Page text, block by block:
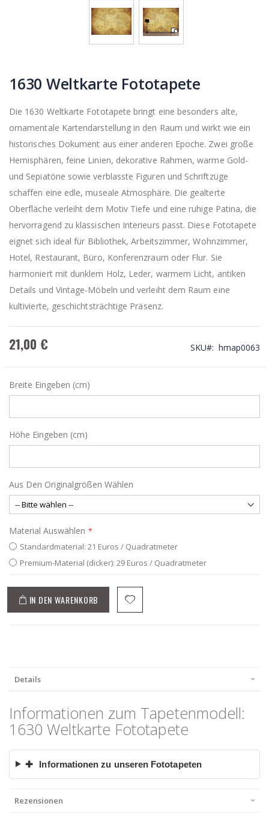
1630 Weltkarte Fototapete
Die 1630 Weltkarte Fototapete bringt eine besonders alte,
ornamentale Kartendarstellung in den Raum und wirkt wie ein
historisches Dokument aus einer anderen Epoche. Zwei große
Hemisphären, feine Linien, dekorative Rahmen, warme Gold-
und Sepiatöne sowie verblasste Figuren und Schriftzüge
schaffen eine edle, museale Atmosphäre. Die gealterte
Oberfläche verleiht dem Motiv Tiefe und eine ruhige Patina, die
hervorragend zu klassischen Interieurs passt. Diese Fototapete
eignet sich ideal für Bibliothek, Arbeitszimmer, Wohnzimmer,
Hotel, Restaurant, Büro, Konferenzraum oder Flur. Sie
harmoniert mit dunklem Holz, Leder, warmem Licht, antiken
Details und Vintage-Möbeln und verleiht dem Raum eine
kultivierte, geschichtsträchtige Präsenz.
21,00 € SKU hmap0063
Breite Eingeben (cm)
Höhe Eingeben (cm)
Aus Den Originalgrößen Wählen
Material Auswählen
Standardmaterial: 21 Euros / Quadratmeter
Premium-Material (dicker): 29 Euros / Quadratmeter
IN DEN WARENKORB
Details
Informationen zum Tapetenmodell:
1630 Weltkarte Fototapete
✚ Informationen zu unseren Fototapeten
Rezensionen